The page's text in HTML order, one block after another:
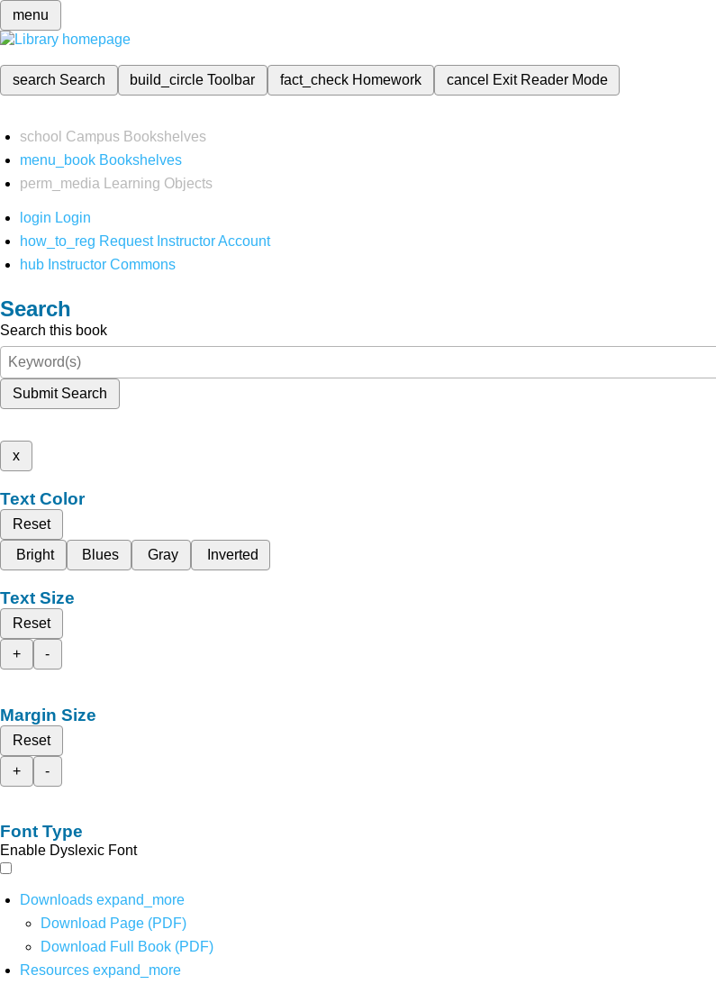
menu
search Search build_circleToolbar fact_check Homework cancel Exit Reader Mode
school Campus Bookshelves
menu_book Bookshelves
perm_media
Learning Objects
login Login
how_to_reg Request Instructor Account
hub Instructor Commons
Search
Search this book
Submit Search
x
Text Color
Reset
Bright
Blues Gray Inverted
Text Size
Reset
+
-
Margin Size
Reset
+
-
Font Type
Enable Dyslexic Font
Downloads expand_more
Download Page (PDF)
Download Full Book (PDF)
Resources expand_more